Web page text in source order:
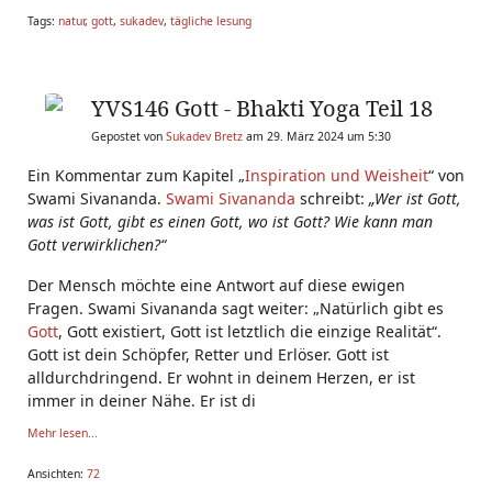
Tags: natur, gott, sukadev, tägliche lesung
YVS146 Gott - Bhakti Yoga Teil 18
Gepostet von Sukadev Bretz am 29. März 2024 um 5:30
Ein Kommentar zum Kapitel „Inspiration und Weisheit“ von
Swami Sivananda. Swami Sivananda schreibt: „Wer ist Gott,
was ist Gott, gibt es einen Gott, wo ist Gott? Wie kann man
Gott verwirklichen?“
Der Mensch möchte eine Antwort auf diese ewigen
Fragen. Swami Sivananda sagt weiter: „Natürlich gibt es
Gott, Gott existiert, Gott ist letztlich die einzige Realität“.
Gott ist dein Schöpfer, Retter und Erlöser. Gott ist
alldurchdringend. Er wohnt in deinem Herzen, er ist
immer in deiner Nähe. Er ist di
Mehr lesen...
Ansichten: 72